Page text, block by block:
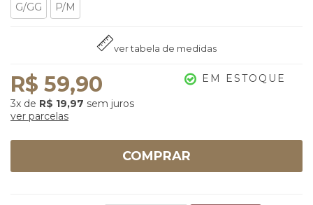
G/GG P/M
ver tabela de medidas
R$ 59,90
3x de R$ 19,97 sem juros
ver parcelas
EM ESTOQUE
COMPRAR